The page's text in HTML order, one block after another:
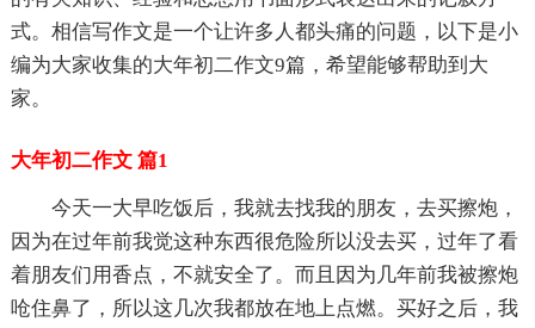
式。相信写作文是一个让许多人都头痛的问题，以下是小
编为大家收集的大年初二作文9篇，希望能够帮助到大
家。
大年初二作文 篇1
今天一大早吃饭后，我就去找我的朋友，去买擦炮，
因为在过年前我觉这种东西很危险所以没去买，过年了看
着朋友们用香点，不就安全了。而且因为几年前我被擦炮
呛住鼻了，所以这几次我都放在地上点燃。买好之后，我